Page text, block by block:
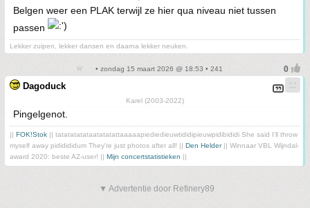
Belgen weer een PLAK terwijl ze hier qua niveau niet tussen
passen
Lekker zuipen, lekker dansen en daarna lekker neuken.
• zondag 15 maart 2026 @ 18:53 • 241
Dagoduck
Karel (2003-2022)
Pingelgenot.
FOK!Stok || tatatatatataatatatattaaaaapiediedieuwtididipieuwpidibididi She said I'll throw
myself away pididididum They're just photos after all! || Den Helder|| Winnaar VBL Wijndal-
award 2020: beste AZ-user! || Mijn concertstatistieken
▼ Advertentie door Refinery89